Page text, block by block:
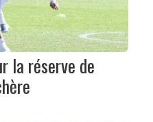
la réserve de